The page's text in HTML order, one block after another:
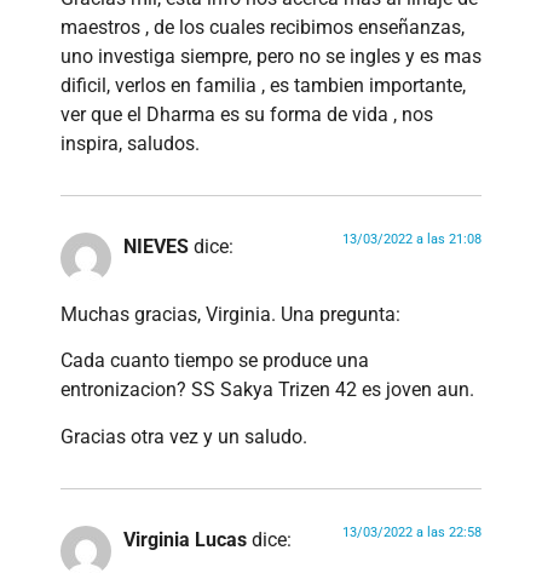
maestros , de los cuales recibimos enseñanzas,
uno investiga siempre, pero no se ingles y es mas
dificil, verlos en familia , es tambien importante,
ver que el Dharma es su forma de vida , nos
inspira, saludos.
NIEVES dice: 13/03/2022 a las 21:08
Muchas gracias, Virginia. Una pregunta:
Cada cuanto tiempo se produce una
entronizacion? SS Sakya Trizen 42 es joven aun.
Gracias otra vez y un saludo.
Virginia Lucas dice: 13/03/2022 a las 22:58